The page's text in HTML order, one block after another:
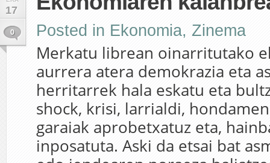
17
0 Posted in Ekonomia, Zinema
Merkatu librean oinarritutako
aurrera atera demokrazia eta
herritarrek hala eskatu eta
shock, krisi, larrialdi,
garaiak aprobetxatuz eta,
inposatuta. Aski da etsai bat